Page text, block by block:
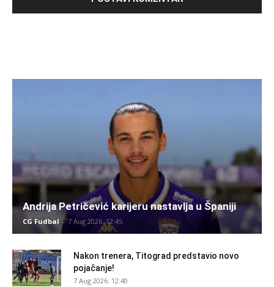
Andrija Petričević karijeru nastavlja u Španiji
CG Fudbal - 7 Aug 2026. 12:45
Nakon trenera, Titograd predstavio novo
pojačanje!
7 Aug 2026. 12:40